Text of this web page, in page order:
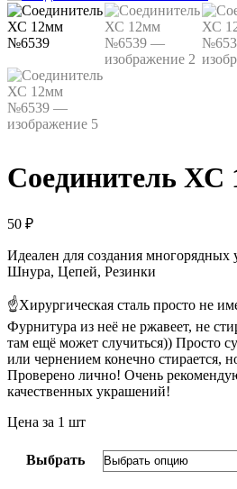
Соединитель
50 ₽
Идеален для создания
Шнура, Цепей, Резинки
☝Хирургическая сталь просто не
Фурнитура из неё не ржавеет, не
там ещё может случиться)) Просто
или чернением конечно стирается,
Проверено лично! Очень
качественных украшений!
Цена за 1 шт
Выбрать